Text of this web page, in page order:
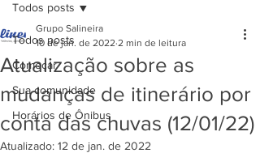
Todos posts
Começar
Sua comunidade
Horários de Ônibus
Todos posts
Atualização sobre as
mudanças de itinerário por
conta das chuvas (12/01/22)
Grupo Salineira
10 de jan. de 2022 2 min de leitura
Atualizado: 12 de jan. de 2022